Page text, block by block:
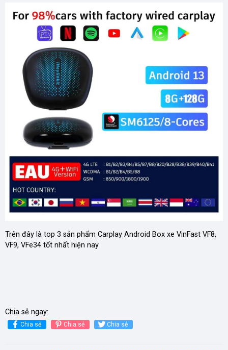
Trên đây là top 3 sản phẩm Carplay Android Box xe VinFast VF8,
VF9, VFe34 tốt nhất hiện nay
Chia sẻ ngay:
Chia sẻ Chia sẻ Chia sẻ